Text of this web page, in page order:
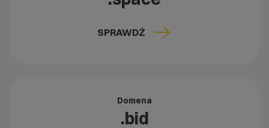
SPRAWDŹ
Domena
.bid